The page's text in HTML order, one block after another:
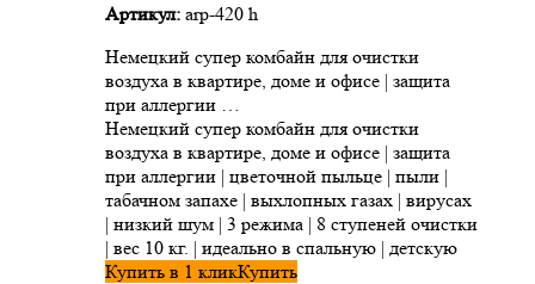
Артикул: arp-420 h
Немецкий супер комбайн для очистки
воздуха в квартире, доме и офисе | защита
при аллергии …
Немецкий супер комбайн для очистки
воздуха в квартире, доме и офисе | защита
при аллергии | цветочной пыльце | пыли |
табачном запахе | выхлопных газах | вирусах
| низкий шум | 3 режима | 8 ступеней очистки
| вес 10 кг. | идеально в спальную | детскую
Купить в 1 кликКупить